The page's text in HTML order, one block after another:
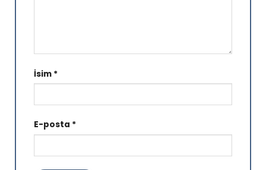
İsim *
E-posta *